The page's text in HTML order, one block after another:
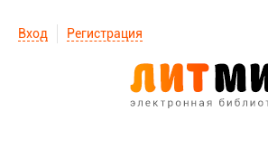
Вход Регистрация